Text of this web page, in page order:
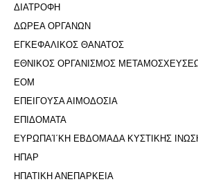
ΔΙΑΤΡΟΦΗ
ΔΩΡΕΑ ΟΡΓΑΝΩΝ
ΕΓΚΕΦΑΛΙΚΟΣ ΘΑΝΑΤΟΣ
ΕΘΝΙΚΟΣ ΟΡΓΑΝΙΣΜΟΣ
ΕΟΜ
ΕΠΕΙΓΟΥΣΑ ΑΙΜΟΔΟΣΙΑ
ΕΠΙΔΟΜΑΤΑ
ΕΥΡΩΠΑΊ΄ΚΗ ΕΒΔΟΜΑΔΑ ΚΥΣΤΙΚΗΣ
ΗΠΑΡ
ΗΠΑΤΙΚΗ ΑΝΕΠΑΡΚΕΙΑ